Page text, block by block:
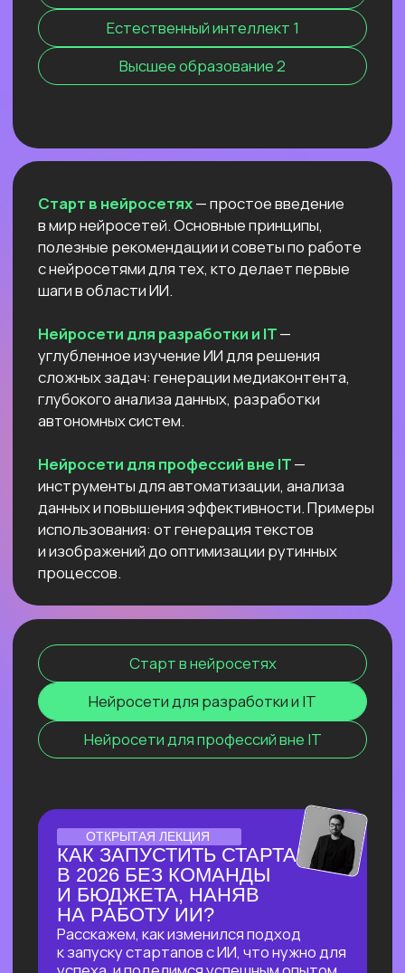
Старт в нейросетях— простое введение
в мир нейросетей. Основные принципы,
полезные рекомендации и советы по работе
с нейросетями для тех, кто делает первые
шаги в области ИИ.
Нейросети для разработки и IT
глубокого анализа данных, разработки
автономных систем.
Нейросети для профессий вне IT—
инструменты для автоматизации, анализа
данных и повышения эффективности.
рутинных процессов.
Старт в нейросетях
Нейросети для разработки и IT
Нейросети для профессий вне IT
Нейросети 28
IT-профессии 16
Для детей 8
Естественный интеллект 1
ОНЛАЙН-СЕМИНАР
ПО ПЕРПЛЕКСИТИ ИИ ДЛЯ
ПЕДАГОГОВ
И РЕПЕТИТОРОВ
Соберем «вау-урок» для ваших
учеников и студентов за минуты
и расскажем, как сделать это
стабильной практикой.
Узнать подробнее
ПО ПРИМЕНЕНИЮ ИИ
ДЛЯ ЮРИДИЧЕСКИХ ЗАДАЧ
В прямом эфире мы покажем, как
с помощью ИИ автоматизировать
до 90% работы со сложными
документами, за минуты проверять
их на соответствие законодательству
и кратно сократить время на рутинные
задачи!
Узнать подробнее